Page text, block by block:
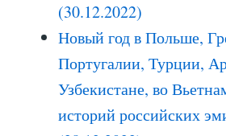
(30.12.2022)
Новый год в Польше,
Португалии, Турции,
Узбекистане, во
историй российских